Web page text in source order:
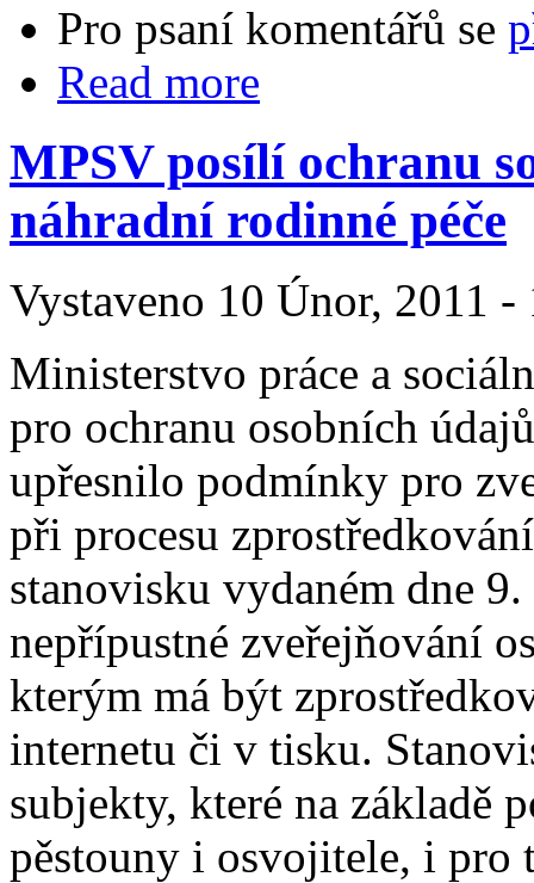
Pro psaní komentářů se
Read more
MPSV posílí ochranu
náhradní rodinné péče
Vystaveno 10 Únor, 2011
Ministerstvo práce a
pro ochranu osobních
upřesnilo podmínky pro
při procesu
stanovisku vydaném dne
nepřípustné zveřejňování
kterým má být
internetu či v tisku.
subjekty, které na základě
pěstouny i osvojitele, i pro